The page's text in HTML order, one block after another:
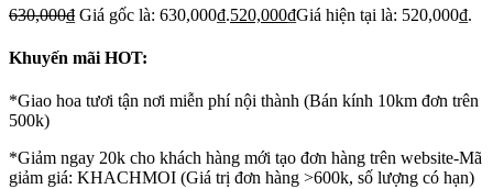
630,000₫ Giá gốc là: 630,000₫.520,000₫Giá hiện tại là: 520,000₫.
Khuyến mãi HOT:
*Giao hoa tươi tận nơi miễn phí nội thành (Bán kính 10km đơn trên
500k)
*Giảm ngay 20k cho khách hàng mới tạo đơn hàng trên website-Mã
giảm giá: KHACHMOI (Giá trị đơn hàng >600k, số lượng có hạn)